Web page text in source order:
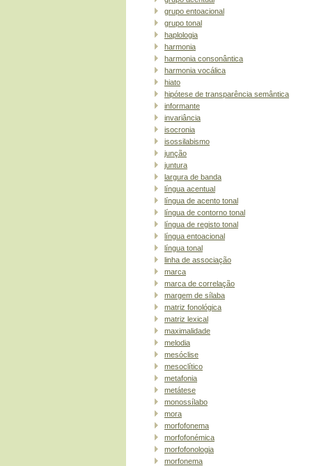
grupo entoacional
grupo tonal
haplologia
harmonia
harmonia consonântica
harmonia vocálica
hiato
hipótese de transparência semântica
informante
invariância
isocronia
isossilabismo
junção
juntura
largura de banda
língua acentual
língua de acento tonal
língua de contorno tonal
língua de registo tonal
língua entoacional
língua tonal
linha de associação
marca
marca de correlação
margem de sílaba
matriz fonológica
matriz lexical
maximalidade
melodia
mesóclise
mesoclítico
metafonia
metátese
monossílabo
mora
morfofonema
morfofonémica
morfofonologia
morfonema